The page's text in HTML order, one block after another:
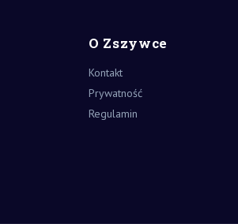
O Zszywce
Kontakt
Prywatność
Regulamin